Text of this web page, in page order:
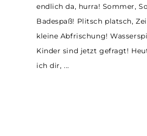
endlich da, hurra! Sommer,
Badespaß! Plitsch platsch,
kleine Abfrischung!
Kinder sind jetzt gefragt!
ich dir,